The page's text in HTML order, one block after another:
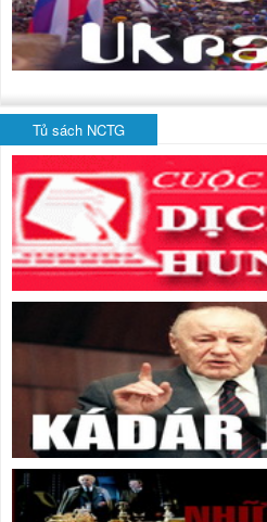
Tủ sách NCTG